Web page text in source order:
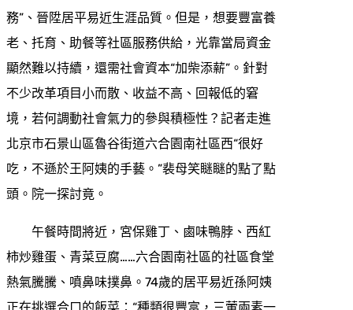
務”、晉陞居平易近生涯品質。但是，想要豐富養
老、托育、助餐等社區服務供給，光靠當局資金
顯然難以持續，還需社會資本“加柴添薪”。針對
不少改革項目小而散、收益不高、回報低的窘
境，若何調動社會氣力的參與積極性？記者走進
北京市石景山區魯谷街道六合園南社區西“很好
吃，不遜於王阿姨的手藝。”裴母笑瞇瞇的點了點
頭。院一探討竟。
午餐時間將近，宮保雞丁、鹵味鴨脖、西紅
柿炒雞蛋、青菜豆腐……六合園南社區的社區食堂
熱氣騰騰、噴鼻味撲鼻。74歲的居平易近孫阿姨
正在挑選合口的飯菜：“種類很豐富，三葷兩素一